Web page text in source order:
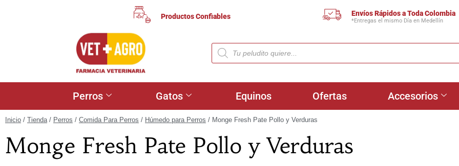
Productos Confiables Envíos Rápidos a Toda Colombia
*Entregas el mismo Día en Medellín
Perros Gatos Equinos Ofertas Accesorios
Inicio / Tienda/ Perros / Comida Para Perros / Húmedo para Perros / Monge Fresh Pate Pollo y Verduras
Monge Fresh Pate Pollo y Verduras